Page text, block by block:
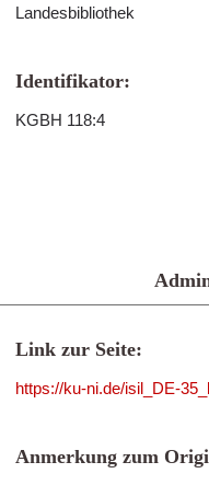
Landesbibliothek
Identifikator:
KGBH 118:4
Link zur Seite:
https://ku-ni.de/isil_DE-
Anmerkung zum